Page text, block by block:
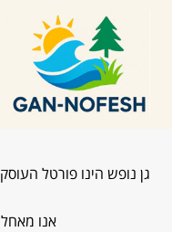
גן נופש הינו פורטל
אנו